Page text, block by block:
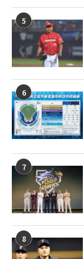
5
6
7
8